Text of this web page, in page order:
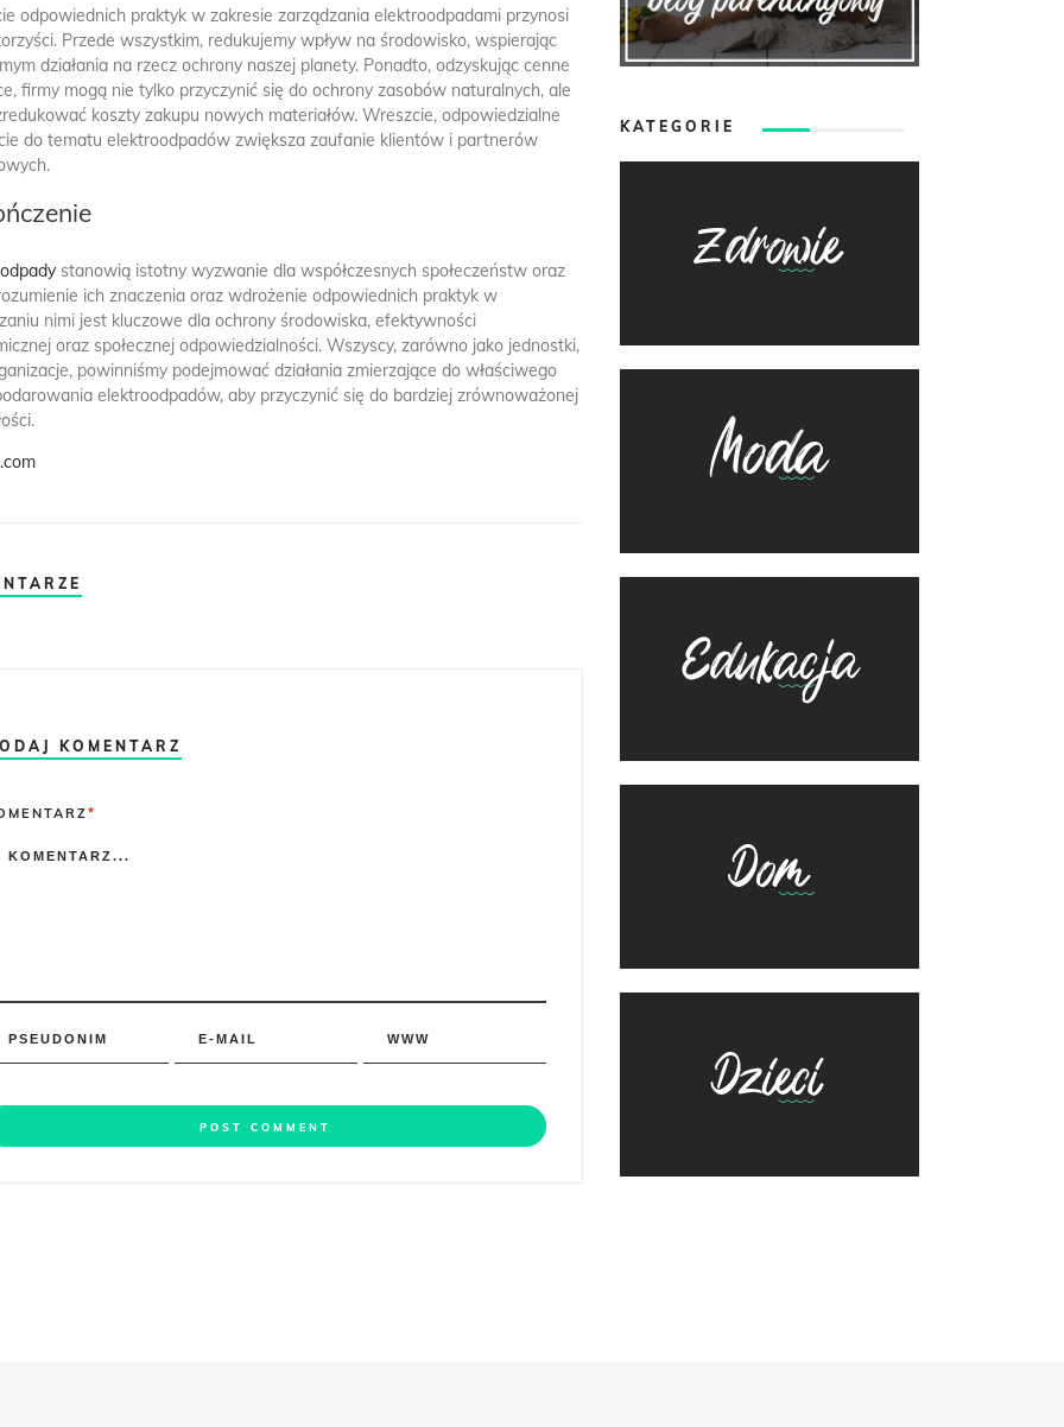
odpowiednich praktyk w zakresie zarządzania elektroodpadami przynosi
Przede wszystkim, redukujemy wpływ na środowisko, wspierając
działania na rzecz ochrony naszej planety. Ponadto, odzyskując cenne
firmy mogą nie tylko przyczynić się do ochrony zasobów naturalnych, ale
koszty zakupu nowych materiałów. Wreszcie, odpowiedzialne
do tematu elektroodpadów zwiększa zaufanie klientów i partnerów
stanowią istotny wyzwanie dla współczesnych społeczeństw oraz
ich znaczenia oraz wdrożenie odpowiednich praktyk w
nimi jest kluczowe dla ochrony środowiska, efektywności
oraz społecznej odpowiedzialności. Wszyscy, zarówno jako jednostki,
powinniśmy podejmować działania zmierzające do właściwego
elektroodpadów, aby przyczynić się do bardziej zrównoważonej
KOMENTARZ
*
KATEGORIE